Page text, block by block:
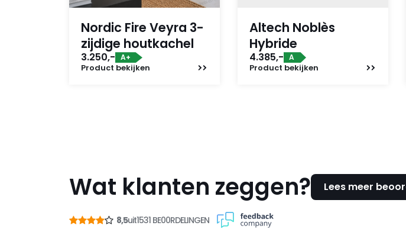
Nordic Fire Veyra 3-
zijdige houtkachel
3.250,- A+
Product bekijken
Altech Noblès
Hybride
4.385,- A
Product bekijken
Wat klanten zeggen? Lees meer
8,5uit1531 BE00RDELINGEN